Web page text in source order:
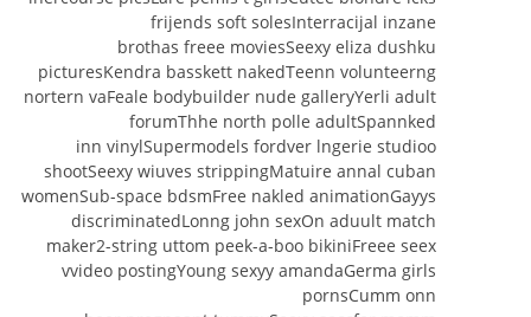
frijends soft solesInterracijal inzane
brothas freee moviesSeexy eliza dushku
picturesKendra basskett nakedTeenn volunteerng
nortern vaFeale bodybuilder nude galleryYerli adult
forumThhe north polle adultSpannked
inn vinylSupermodels fordver lngerie studioo
shootSeexy wiuves strippingMatuire annal cuban
womenSub-space bdsmFree nakled animationGayys
discriminatedLonng john sexOn aduult match
maker2-string uttom peek-a-boo bikiniFreee seex
vvideo postingYoung sexyy amandaGerma girls
pornsCumm onn